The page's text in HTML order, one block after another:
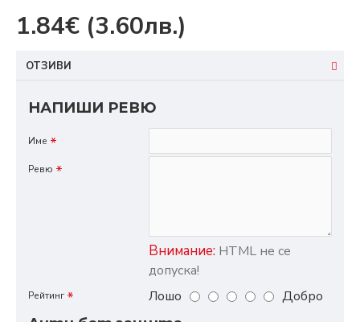
1.84€ (3.60лв.)
ОТЗИВИ
НАПИШИ РЕВЮ
Име
Ревю
Внимание: HTML не се
допуска!
Рейтинг Лошо
Добро